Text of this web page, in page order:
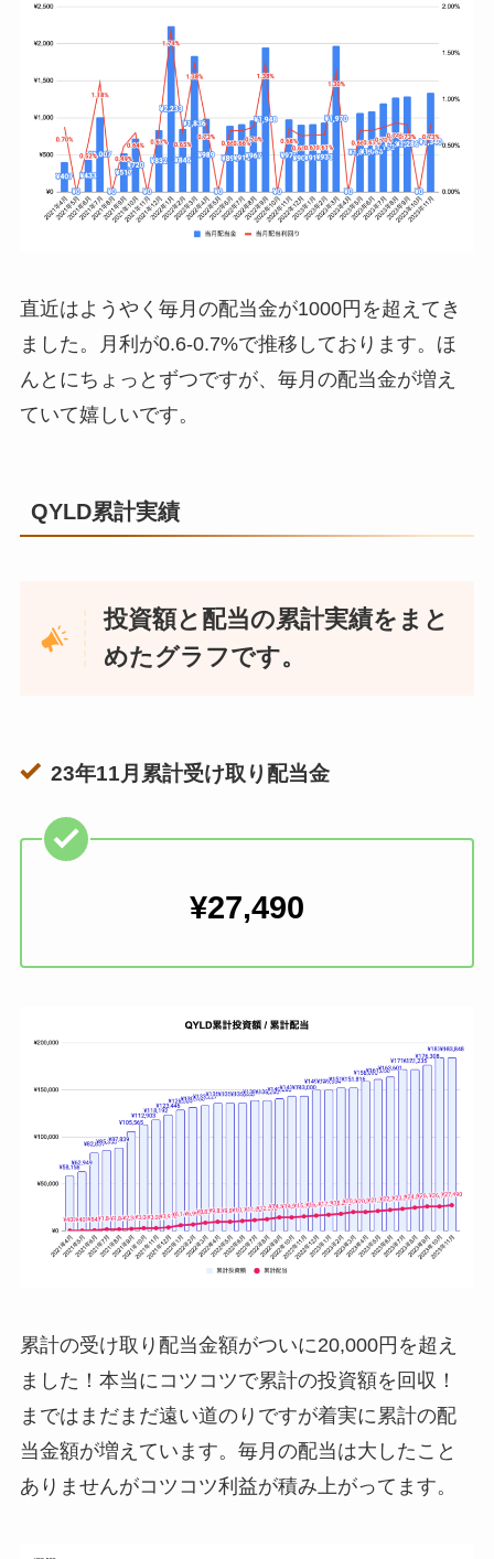
直近はようやく毎月の配当金が1000円を超えてき
ました。月利が0.6-0.7%で推移しております。ほ
んとにちょっとずつですが、毎月の配当金が増え
ていて嬉しいです。
QYLD累計実績
投資額と配当の累計実績をまと
めたグラフです。
23年11月累計受け取り配当金
¥27,490
累計の受け取り配当金額がついに20,000円を超え
ました！本当にコツコツで累計の投資額を回収！
まではまだまだ遠い道のりですが着実に累計の配
当金額が増えています。毎月の配当は大したこと
ありませんがコツコツ利益が積み上がってます。